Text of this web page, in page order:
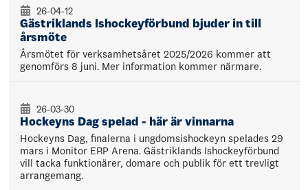
Gästriklands Ishockeyförbund bjuder in till
årsmöte
26-04-12
Årsmötet för verksamhetsåret 2025/2026 kommer att
genomförs 8 juni. Mer information kommer närmare.
Hockeyns Dag spelad - här är vinnarna
26-03-30
Hockeyns Dag, finalerna i ungdomsishockeyn spelades 29
mars i Monitor ERP Arena. Gästriklands Ishockeyförbund
vill tacka funktionärer, domare och publik för ett trevligt
arrangemang.